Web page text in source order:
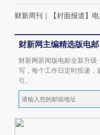
财新周刊 ｜ 【封面报道】
财新网主编精选版电邮
财新网新闻版电邮全新升级
写，每个工作日定时投递，
引。